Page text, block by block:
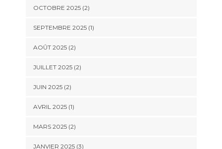
OCTOBRE 2025(2)
SEPTEMBRE 2025(1)
AOÛT 2025(2)
JUILLET 2025(2)
JUIN 2025(2)
AVRIL 2025(1)
MARS 2025(2)
JANVIER 2025(3)